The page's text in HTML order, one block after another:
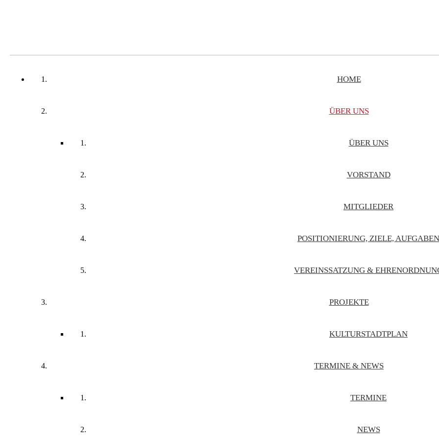
HOME
ÜBER UNS
ÜBER UNS
VORSTAND
MITGLIEDER
POSITIONIERUNG, ZIELE, AUFGABEN
VEREINSSATZUNG &
PROJEKTE
KULTURSTADTPLAN
TERMINE & NEWS
TERMINE
NEWS